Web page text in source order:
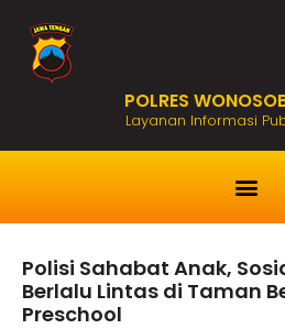
POLRES
Layanan Informasi
Polisi Sahabat Anak,
Berlalu Lintas di Taman
Preschool